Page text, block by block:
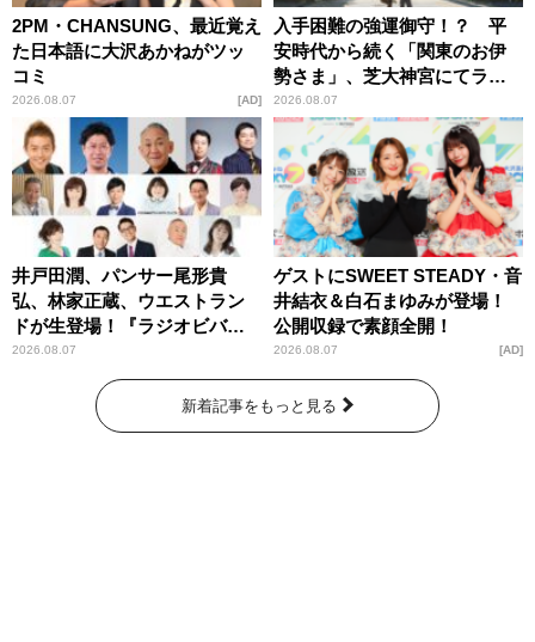
2PM・CHANSUNG、最近覚え
た日本語に大沢あかねがツッ
コミ
2026.08.07 AD
入手困難の強運御守！？ 平
安時代から続く「関東のお伊
勢さま」、芝大神宮にてラン
パンプスが合格祈願！
2026.08.07
井戸田潤、パンサー尾形貴
弘、林家正蔵、ウエストラン
ドが生登場！『ラジオビバリ
ー昼ズ』
2026.08.07
ゲストにSWEET STEADY・音
井結衣＆白石まゆみが登場！
公開収録で素顔全開！
2026.08.07 AD
新着記事をもっと見る